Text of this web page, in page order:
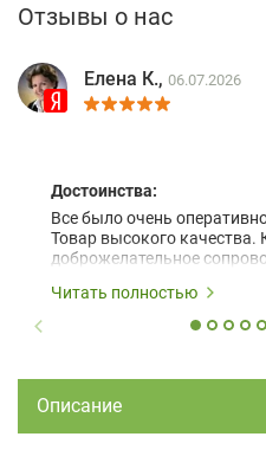
Отзывы о нас
Елена К., 06.07.2026
Достоинства:
Все было очень
Товар высокого качества.
доброжелательное
Читать полностью
Описание